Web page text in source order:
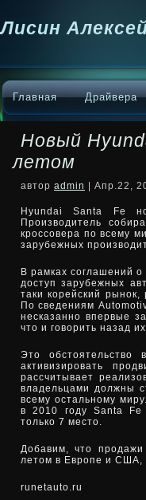
Лисин
Главная Драйвера
Новый
летом
автор admin | Апр.22,
Hyundai Santa Fe
Производитель
кроссовера по всему
зарубежных
В рамках соглашений
доступ зарубежных
таки корейский
По сведениям
несказанно впервые
что и говорить назад
Это обстоятельство
активизировать
рассчитывает
владельцами должны
всему остальному
в 2010 году Santa
только 7 место.
Добавим, что
летом в Европе и США,
runetauto.ru